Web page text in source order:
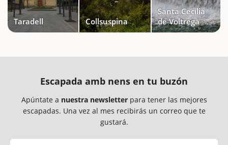
Taradell Collsuspina
Santa Cecília
de Voltregà
Escapada amb nens en tu buzón
Apúntate a nuestra newsletterpara tener las mejores
escapadas. Una vez al mes recibirás un correo que te
gustará.